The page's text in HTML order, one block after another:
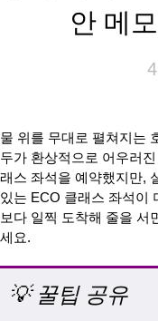
안 메
물 위를 무대로 펼쳐지는
두가 환상적으로 어우러
래스 좌석을 예약했지만,
있는 ECO 클래스 좌석이
보다 일찍 도착해 줄을 서
세요.
꿀팁 공유